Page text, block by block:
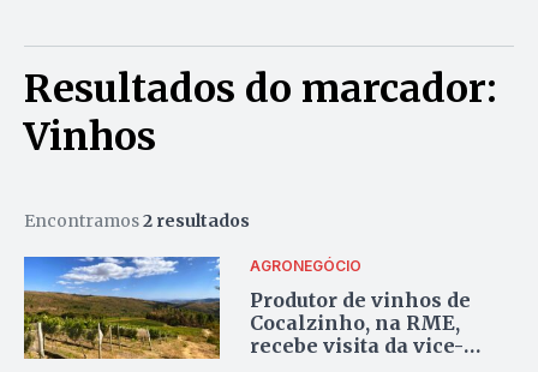
Resultados do marcador:
Vinhos
Encontramos2 resultados
AGRONEGÓCIO
Produtor de vinhos de
Cocalzinho, na RME,
recebe visita da vice-